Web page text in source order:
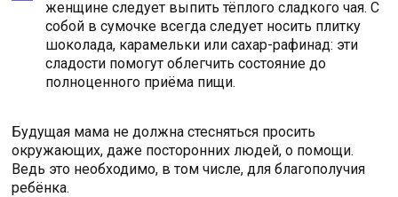
женщине следует выпить тёплого сладкого чая. С
собой в сумочке всегда следует носить плитку
шоколада, карамельки или сахар-рафинад: эти
сладости помогут облегчить состояние до
полноценного приёма пищи.
Будущая мама не должна стесняться просить
окружающих, даже посторонних людей, о помощи.
Ведь это необходимо, в том числе, для благополучия
ребёнка.